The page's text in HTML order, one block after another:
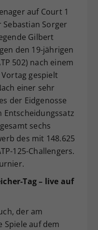
auf Court 1
Sorger
Gilbert
den 19-jährigen
502) nach einem
gespielt
einer sehr
der Eidgenosse
Entscheidungssatz
sechs
des mit 148.625
125-Challengers.
Tag – live auf
der am
Spiele auf dem